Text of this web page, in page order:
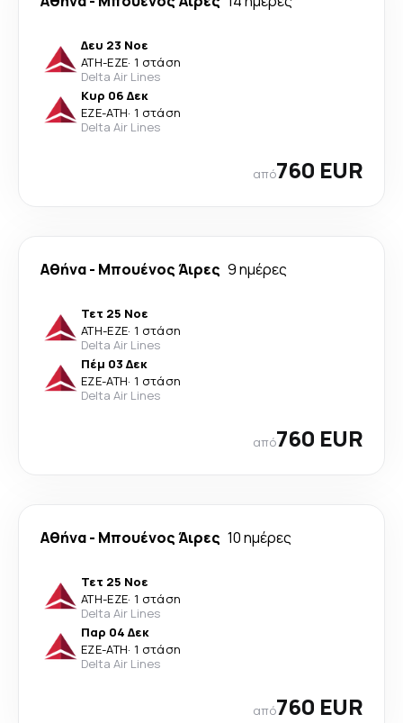
Δευ 23 Νοε
ATH-EZE· 1 στάση
Delta Air Lines
Κυρ 06 Δεκ
EZE-ATH· 1 στάση
Delta Air Lines
από760 EUR
Αθήνα- Μπουένος Άιρες 9 ημέρες
Τετ 25 Νοε
ATH-EZE· 1 στάση
Delta Air Lines
Πέμ 03 Δεκ
EZE-ATH· 1 στάση
Delta Air Lines
από760 EUR
Αθήνα- Μπουένος Άιρες 10 ημέρες
Τετ 25 Νοε
ATH-EZE· 1 στάση
Delta Air Lines
Παρ 04 Δεκ
EZE-ATH· 1 στάση
Delta Air Lines
από760 EUR